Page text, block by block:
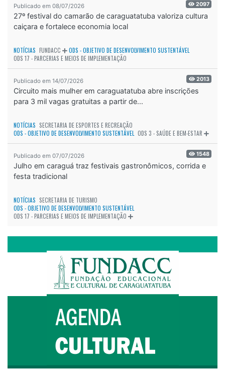
Publicado em 08/07/2026 2097
27º festival do camarão de caraguatatuba valoriza cultura
caiçara e fortalece economia local
NOTÍCIAS FUNDACC
ODS - OBJETIVO DE DESENVOLVIMENTO SUSTENTÁVEL
ODS 17 - PARCERIAS E MEIOS DE IMPLEMENTAÇÃO
Publicado em 14/07/2026 2013
Circuito mais mulher em caraguatatuba abre inscrições
para 3 mil vagas gratuitas a partir de...
NOTÍCIAS SECRETARIA DE ESPORTES E RECREAÇÃO
ODS - OBJETIVO DE DESENVOLVIMENTO SUSTENTÁVEL ODS 3 - SAÚDE E BEM-ESTAR
Publicado em 07/07/2026 1548
Julho em caraguá traz festivais gastronômicos, corrida e
festa tradicional
NOTÍCIAS SECRETARIA DE TURISMO
ODS - OBJETIVO DE DESENVOLVIMENTO SUSTENTÁVEL
ODS 17 - PARCERIAS E MEIOS DE IMPLEMENTAÇÃO